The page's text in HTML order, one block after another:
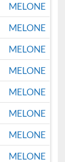
MELONE
MELONE
MELONE
MELONE
MELONE
MELONE
MELONE
MELONE